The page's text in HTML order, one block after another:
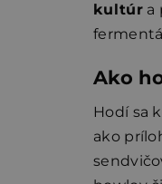
kultúra
Ako
Hodí sa
ako